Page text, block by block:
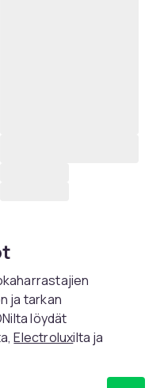
ja tarkan
löydät
Electroluxilta ja